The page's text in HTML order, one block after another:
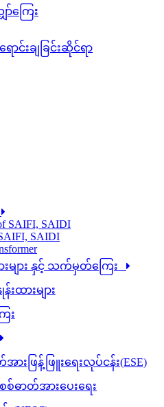
ာ်ကြေး
ာင်းချခြင်းဆိုင်ရာ
SAIFI, SAIDI
SAIDI
းများ နှင့် သက်မှတ်ကြေး
ထားများ
း
ားဖြန့်ဖြူးရေးလုပ်ငန်း(ESE)
ဓာတ်အားပေးရေး